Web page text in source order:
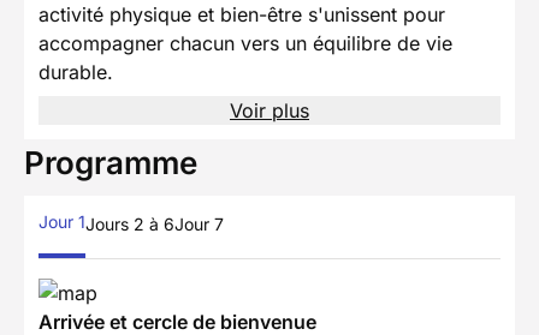
activité physique et bien-être s'unissent pour
accompagner chacun vers un équilibre de vie
durable.
Voir plus
Programme
Jour 1Jours 2 à 6Jour 7
Arrivée et cercle de bienvenue